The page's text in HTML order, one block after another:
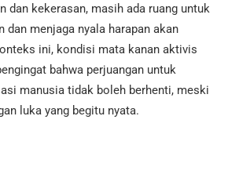
dan kekerasan, masih ada ruang untuk
dan menjaga nyala harapan akan
ini, kondisi mata kanan aktivis
bahwa perjuangan untuk
manusia tidak boleh berhenti, meski
luka yang begitu nyata.